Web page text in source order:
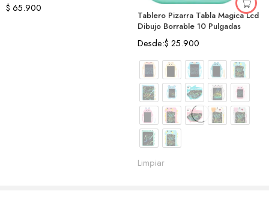
$ 65.900
Tablero Pizarra Tabla Magica Lcd
Dibujo Borrable 10 Pulgadas
Desde:$ 25.900
Limpiar